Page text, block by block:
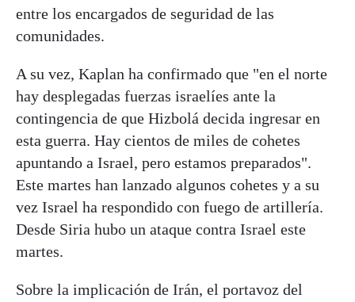
entre los encargados de seguridad de las
comunidades.
A su vez, Kaplan ha confirmado que "en el norte
hay desplegadas fuerzas israelíes ante la
contingencia de que Hizbolá decida ingresar en
esta guerra. Hay cientos de miles de cohetes
apuntando a Israel, pero estamos preparados".
Este martes han lanzado algunos cohetes y a su
vez Israel ha respondido con fuego de artillería.
Desde Siria hubo un ataque contra Israel este
martes.
Sobre la implicación de Irán, el portavoz del